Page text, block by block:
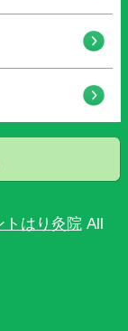
トはり灸院All